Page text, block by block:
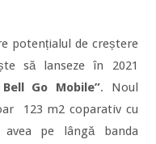
potențialul de creștere
să lanseze în 2021
Go Mobile”. Noul
123 m2 coparativ cu
pe lângă banda